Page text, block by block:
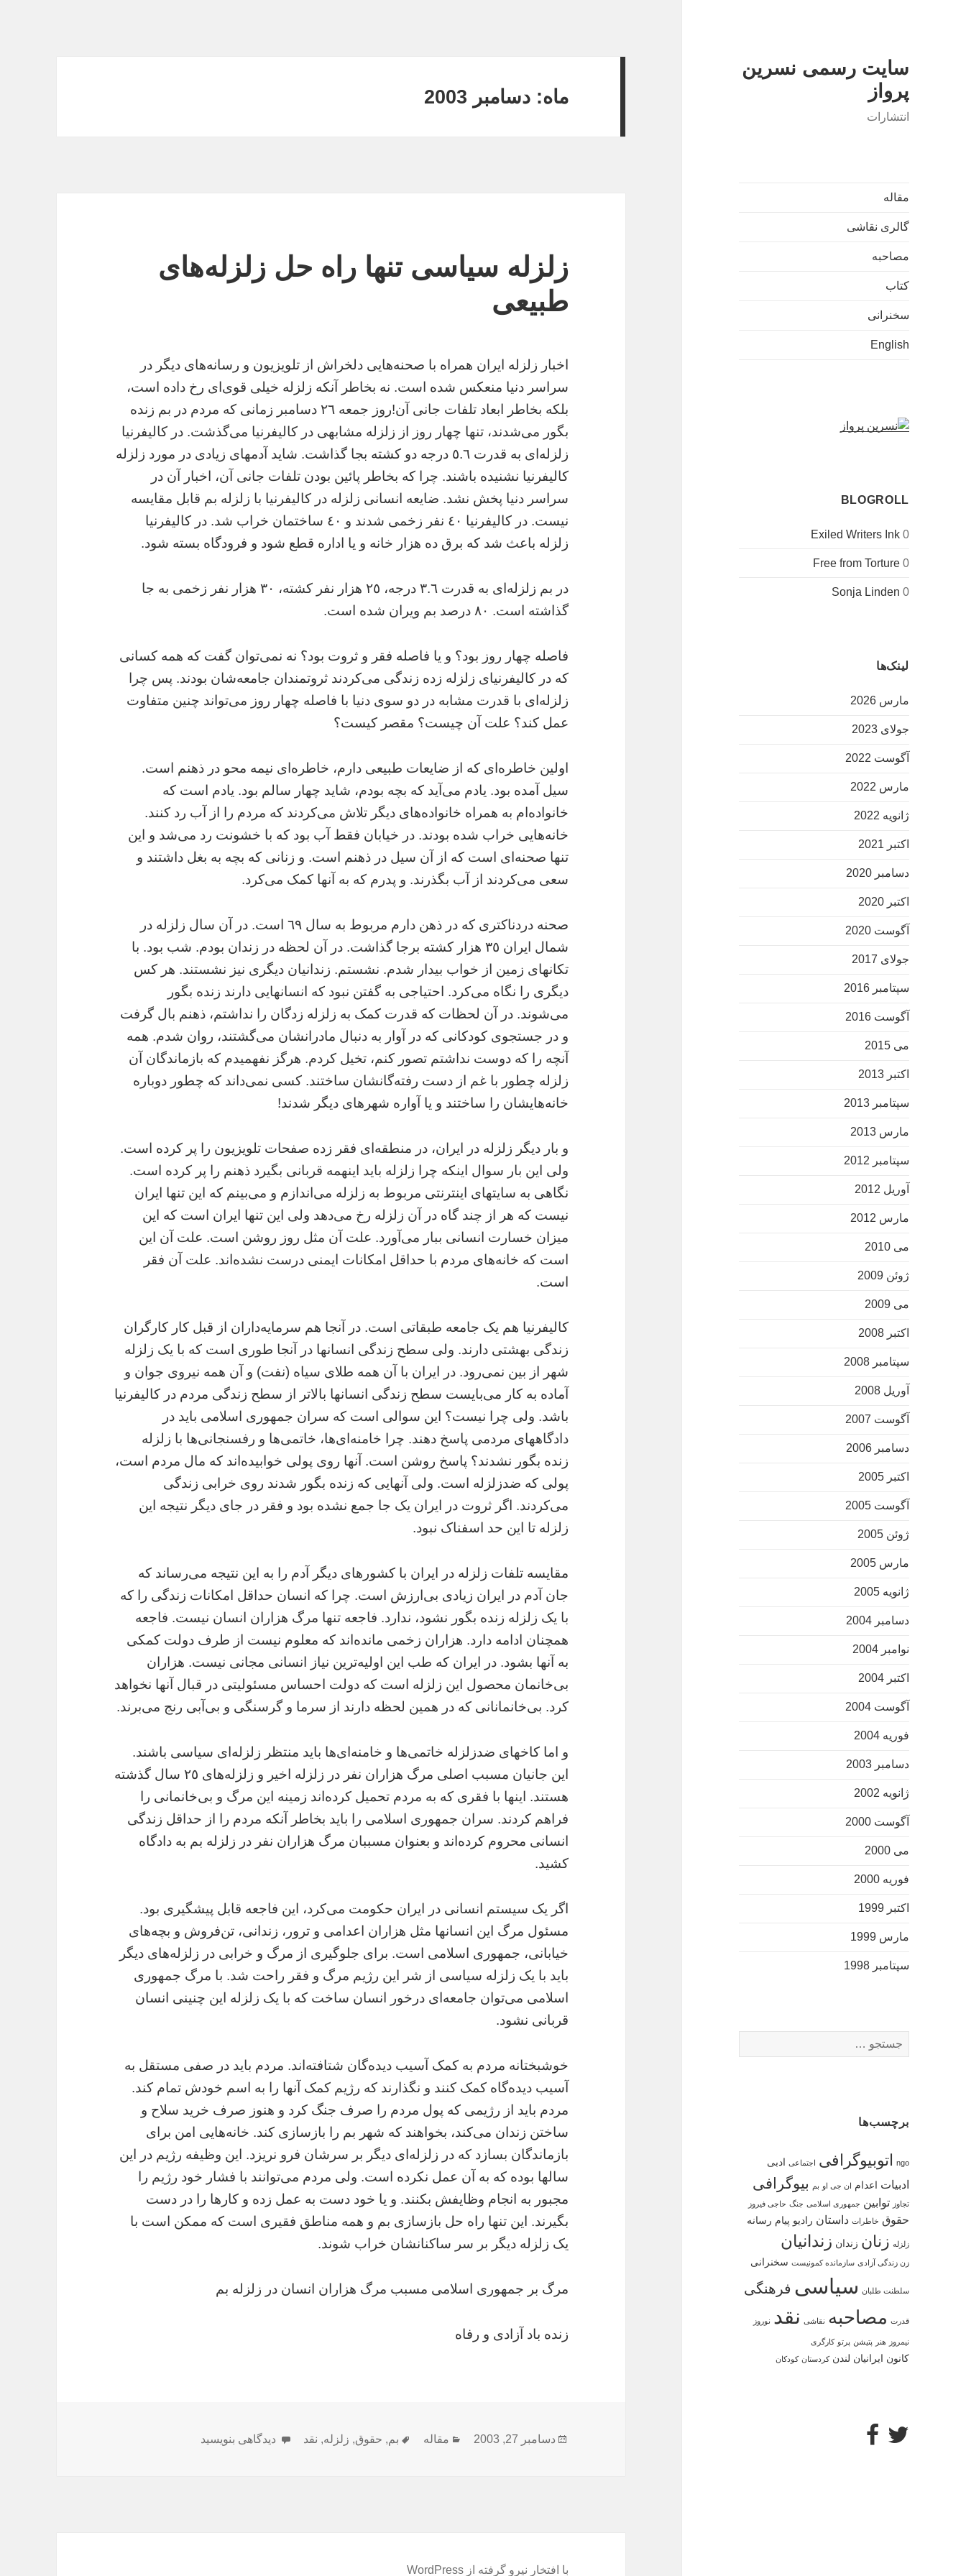
سایت رسمی نسرین
پرواز
انتشارات
مقاله
گالری نقاشی
مصاحبه
کتاب
سخنرانی
English
BLOGROLL
Exiled Writers Ink0
Free from Torture0
Sonja Linden 0
لینک‌ها
مارس 2026
جولای 2023
آگوست 2022
مارس 2022
ژانویه 2022
اکتبر 2021
دسامبر 2020
اکتبر 2020
آگوست 2020
جولای 2017
سپتامبر 2016
آگوست 2016
می 2015
اکتبر 2013
سپتامبر 2013
مارس 2013
سپتامبر 2012
آوریل 2012
مارس 2012
می 2010
ژوئن 2009
می 2009
اکتبر 2008
سپتامبر 2008
آوریل 2008
آگوست 2007
دسامبر 2006
اکتبر 2005
آگوست 2005
ژوئن 2005
مارس 2005
ژانویه 2005
دسامبر 2004
نوامبر 2004
اکتبر 2004
آگوست 2004
فوریه 2004
دسامبر 2003
ژانویه 2002
آگوست 2000
می 2000
فوریه 2000
اکتبر 1999
مارس 1999
سپتامبر 1998
برای:
برچسب‌ها
ngo اتوبیوگرافی اجتماعی ادبی
ادبیات اعدام ان جی او بم بیوگرافی
تجاوز توابین جمهوری اسلامی جنگ حاجی فیروز
حقوق خاطرات داستان رادیو پیام رسانه
زلزله زنان زندان زندانیان
زن زندگی آزادی سازمانده کمونیست سخنرانی
سلطنت طلبان سیاسی فرهنگی
قدرت مصاحبه نقاشی نقد نوروز
نیمروز هنر پتیشن پرتو کارگری
کانون ایرانیان لندن کردستان کودکان
ماه:دسامبر 2003
زلزله سياسى تنها راه حل زلزله‌هاى
طبيعى
اخبار زلزله ايران همراه با صحنه‌هايى دلخراش از تلويزيون و رسانه‌هاى ديگر در
سراسر دنيا منعکس شده است. نه بخاطر آنکه زلزله خيلى قوى‌اى رخ داده است،
بلکه بخاطر ابعاد تلفات جانى آن!روز جمعه ٢٦ دسامبر زمانى که مردم در بم زنده
بگور مى‌شدند، تنها چهار روز از زلزله مشابهى در کاليفرنيا مى‌گذشت. در کاليفرنيا
زلزله‌اى به قدرت ٥.٦ درجه دو کشته بجا گذاشت. شايد آدمهاى زيادى در مورد زلزله
کاليفرنيا نشنيده باشند. چرا که بخاطر پائين بودن تلفات جانى آن، اخبار آن در
سراسر دنيا پخش نشد. ضايعه انسانى زلزله در کاليفرنيا با زلزله بم قابل مقايسه
نيست. در کاليفرنيا ٤٠ نفر زخمى شدند و ٤٠ ساختمان خراب شد. در کاليفرنيا
زلزله باعث شد که برق ده هزار خانه و يا اداره قطع شود و فرودگاه بسته شود.
در بم زلزله‌اى به قدرت ٣.٦ درجه، ٢٥ هزار نفر کشته، ٣٠ هزار نفر زخمى به جا
گذاشته است. ٨٠ درصد بم ويران شده است.
فاصله چهار روز بود؟ و يا فاصله فقر و ثروت بود؟ نه نمى‌توان گفت که همه کسانى
که در کاليفرنياى زلزله زده زندگى مى‌کردند ثروتمندان جامعه‌شان بودند. پس چرا
زلزله‌اى با قدرت مشابه در دو سوى دنيا با فاصله چهار روز مى‌تواند چنين متفاوت
عمل کند؟ علت آن چيست؟ مقصر کيست؟
اولين خاطره‌اى که از ضايعات طبيعى دارم، خاطره‌اى نيمه محو در ذهنم است.
سيل آمده بود. يادم مى‌آيد که بچه بودم، شايد چهار سالم بود. يادم است که
خانواده‌ام به همراه خانواده‌هاى ديگر تلاش مى‌کردند که مردم را از آب رد کنند.
خانه‌هايى خراب شده بودند. در خيابان فقط آب بود که با خشونت رد مى‌شد و اين
تنها صحنه‌اى است که از آن سيل در ذهنم است. و زنانى که بچه به بغل داشتند و
سعى مى‌کردند از آب بگذرند. و پدرم که به آنها کمک مى‌کرد.
صحنه دردناکترى که در ذهن دارم مربوط به سال ٦٩ است. در آن سال زلزله در
شمال ايران ٣٥ هزار کشته برجا گذاشت. در آن لحظه در زندان بودم. شب بود. با
تکانهاى زمين از خواب بيدار شدم. نشستم. زندانيان ديگرى نيز نشستند. هر کس
ديگرى را نگاه مى‌کرد. احتياجى به گفتن نبود که انسانهايى دارند زنده بگور
مى‌شوند. در آن لحظات که قدرت کمک به زلزله زدگان را نداشتم، ذهنم بال گرفت
و در جستجوى کودکانى که در آوار به دنبال مادرانشان مى‌گشتند، روان شدم. همه
آنچه را که دوست نداشتم تصور کنم، تخيل کردم. هرگز نفهميدم که بازماندگان آن
زلزله چطور با غم از دست رفته‌گانشان ساختند. کسى نمى‌داند که چطور دوباره
خانه‌هايشان را ساختند و يا آواره شهرهاى ديگر شدند!
و بار ديگر زلزله در ايران، در منطقه‌اى فقر زده صفحات تلويزيون را پر کرده است.
ولى اين بار سوال اينکه چرا زلزله بايد اينهمه قربانى بگيرد ذهنم را پر کرده است.
نگاهى به سايتهاى اينترنتى مربوط به زلزله‌ مى‌اندازم و مى‌بينم که اين تنها ايران
نيست که هر از چند گاه در آن زلزله رخ مى‌دهد ولى اين تنها ايران است که اين
ميزان خسارت انسانى ببار مى‌آورد. علت آن مثل روز روشن است. علت آن اين
است که خانه‌هاى مردم با حداقل امکانات ايمنى درست نشده‌اند. علت آن فقر
است.
کاليفرنيا هم يک جامعه طبقاتى است. در آنجا هم سرمايه‌داران از قبل کار کارگران
زندگى بهشتى دارند. ولى سطح زندگى انسانها در آنجا طورى است که با يک زلزله
شهر از بين نمى‌رود. در ايران با آن همه طلاى سياه (نفت) و آن همه نيروى جوان و
آماده به کار مى‌بايست سطح زندگى انسانها بالاتر از سطح زندگى مردم در کاليفرنيا
باشد. ولى چرا نيست؟ اين سوالى است که سران جمهورى اسلامى بايد در
دادگاههاى مردمى پاسخ دهند. چرا خامنه‌اى‌ها، خاتمى‌ها و رفسنجانى‌ها با زلزله
زنده بگور نشدند؟ پاسخ روشن است. آنها روى پولى خوابيده‌اند که مال مردم است،
پولى که ضدزلزله است. ولى آنهايى که زنده بگور شدند روى خرابى زندگى
مى‌کردند. اگر ثروت در ايران يک جا جمع نشده بود و فقر در جاى ديگر نتيجه اين
زلزله تا اين حد اسفناک نبود.
مقايسه تلفات زلزله در ايران با کشورهاى ديگر آدم را به اين نتيجه مى‌رساند که
جان آدم در ايران زيادى بى‌ارزش است. چرا که انسان حداقل امکانات زندگى را که
با يک زلزله زنده بگور نشود، ندارد. فاجعه تنها مرگ هزاران انسان نيست. فاجعه
همچنان ادامه دارد. هزاران زخمى مانده‌اند که معلوم نيست از طرف دولت کمکى
به آنها بشود. در ايران که طب اين اوليه‌ترين نياز انسانى مجانى نيست. هزاران
بى‌خانمان محصول اين زلزله است که دولت احساس مسئوليتى در قبال آنها نخواهد
کرد. بى‌خانمانانى که در همين لحظه دارند از سرما و گرسنگى و بى‌آبى رنج مى‌برند.
و اما کاخهاى ضدزلزله خاتمى‌ها و خامنه‌اى‌ها بايد منتظر زلزله‌اى سياسى باشند.
اين جانيان مسبب اصلى مرگ هزاران نفر در زلزله اخير و زلزله‌هاى ٢٥ سال گذشته
هستند. اينها با فقرى که به مردم تحميل کرده‌اند زمينه اين مرگ و بى‌خانمانى را
فراهم کردند. سران جمهورى اسلامى را بايد بخاطر آنکه مردم را از حداقل زندگى
انسانى محروم کرده‌اند و بعنوان مسببان مرگ هزاران نفر در زلزله بم به دادگاه
کشيد.
اگر يک سيستم انسانى در ايران حکومت مى‌کرد، اين فاجعه قابل پيشگيرى بود.
مسئول مرگ اين انسانها مثل هزاران اعدامى و ترور، زندانى، تن‌فروش و بچه‌هاى
خيابانى، جمهورى اسلامى است. براى جلوگيرى از مرگ و خرابى در زلزله‌هاى ديگر
بايد با يک زلزله سياسى از شر اين رژيم مرگ و فقر راحت شد. با مرگ جمهورى
اسلامى مى‌توان جامعه‌اى درخور انسان ساخت که با يک زلزله اين چنينى انسان
قربانى نشود.
خوشبختانه مردم به کمک آسيب ديده‌گان شتافته‌اند. مردم بايد در صفى مستقل به
آسيب ديده‌گاه کمک کنند و نگذارند که رژيم کمک آنها را به اسم خودش تمام کند.
مردم بايد از رژيمى که پول مردم را صرف جنگ کرد و هنوز صرف خريد سلاح و
ساختن زندان مى‌کند، بخواهند که شهر بم را بازسازى کند. خانه‌هايى امن براى
بازماندگان بسازد که در زلزله‌اى ديگر بر سرشان فرو نريزد. اين وظيفه رژيم در اين
سالها بوده که به آن عمل نکرده است. ولى مردم مى‌توانند با فشار خود رژيم را
مجبور به انجام وظايفش بکنند. و يا خود دست به عمل زده و کارها را در دست
بگيرند. اين تنها راه حل بازسازى بم و همه مناطق فقيرى است که ممکن است با
يک زلزله ديگر بر سر ساکنانشان خراب شوند.
مرگ بر جمهورى اسلامى مسبب مرگ هزاران انسان در زلزله بم
زنده باد آزادى و رفاه
ارسال
دسامبر 27, 2003 دسته‌ها
مقاله برچسب‌ها
بم, حقوق, زلزله, نقد برای زلزله سياسى تنها راه حل زلزله‌هاى طبيعى
دیدگاهی بنویسید
با افتخار نیرو گرفته از WordPress